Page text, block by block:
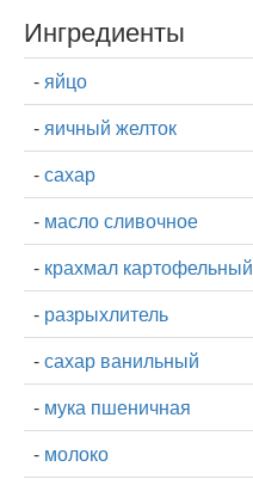
Ингредиенты
-яйцо
-яичный желток
-сахар
- масло сливочное
- крахмал картофельный
- разрыхлитель
-сахар ванильный
- мука пшеничная
- молоко